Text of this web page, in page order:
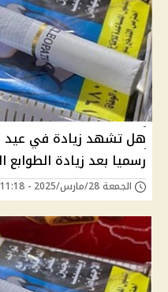
هل تشهد زيادة في عيد
رسميا بعد زيادة الطوابع
الجمعة 28/مارس/2025 - 11:18 م